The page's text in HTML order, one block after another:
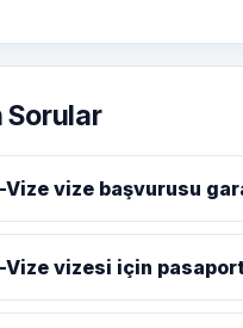
Sorular
Vize vize başvurusu
Vize vizesi için